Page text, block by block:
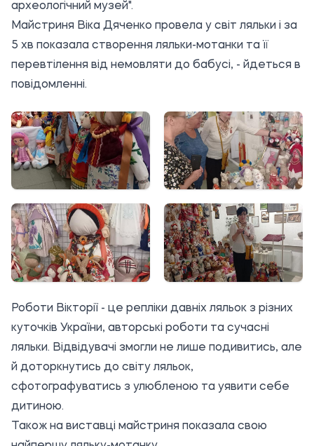
археологічний музей".
Майстриня Віка Дяченко провела у світ ляльки і за
5 хв показала створення ляльки-мотанки та її
перевтілення від немовляти до бабусі, - йдеться в
повідомленні.
Роботи Вікторії - це репліки давніх ляльок з різних
куточків України, авторські роботи та сучасні
ляльки. Відвідувачі змогли не лише подивитись, але
й доторкнутись до світу ляльок,
сфотографуватись з улюбленою та уявити себе
дитиною.
Також на виставці майстриня показала свою